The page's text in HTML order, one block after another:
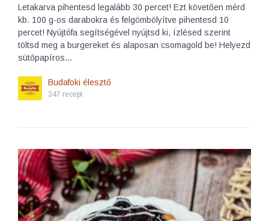
Letakarva pihentesd legalább 30 percet! Ezt követően mérd
kb. 100 g-os darabokra és felgömbölyítve pihentesd 10
percet! Nyújtófa segítségével nyújtsd ki, ízlésed szerint
töltsd meg a burgereket és alaposan csomagold be! Helyezd
sütőpapíros…
Budafoki élesztő
347 recept